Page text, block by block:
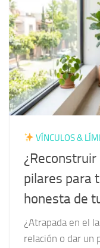
VÍNCULOS &
pilares para
honesta de
¿Atrapada en el
relación o dar un